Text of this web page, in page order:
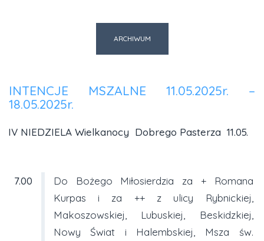
ARCHIWUM
INTENCJE MSZALNE 11.05.2025r. –
18.05.2025r.
IV NIEDZIELA Wielkanocy Dobrego Pasterza 11.05.
7.00
Do Bożego Miłosierdzia za + Romana
Kurpas i za ++ z ulicy Rybnickiej,
Makoszowskiej, Lubuskiej, Beskidzkiej,
Nowy Świat i Halembskiej, Msza św.